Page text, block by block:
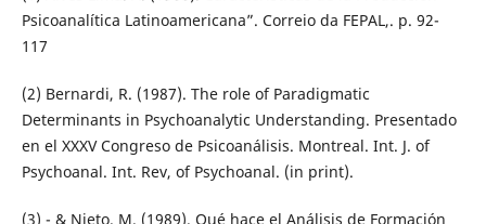
Psicoanalítica Latinoamericana”. Correio da FEPAL,. p. 92-
117
(2) Bernardi, R. (1987). The role of Paradigmatic
Determinants in Psychoanalytic Understanding. Presentado
en el XXXV Congreso de Psicoanálisis. Montreal. Int. J. of
Psychoanal. Int. Rev, of Psychoanal. (in print).
(3) - & Nieto. M. (1989). Qué hace el Análisis de Formación